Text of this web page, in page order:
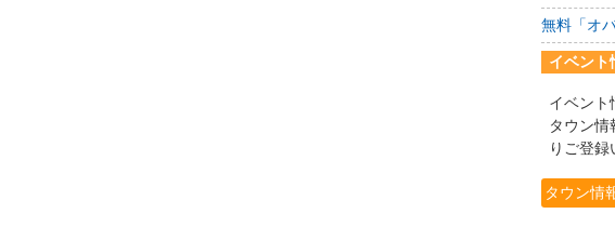
無料「オ
イベント
イベント
タウン情
りご登録
タウン情